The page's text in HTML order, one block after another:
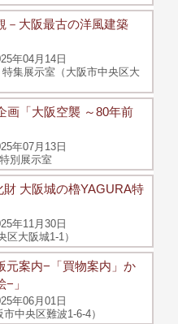
－大阪最古の洋風建築
年04月14日
集展示室（大阪市中央区大
画「大阪空襲 ～80年前
年07月13日
別展示室
大阪城の櫓YAGURA特
年11月30日
区大阪城1-1）
元案内−「買物案内」か
」
年06月01日
中央区難波1-6-4）